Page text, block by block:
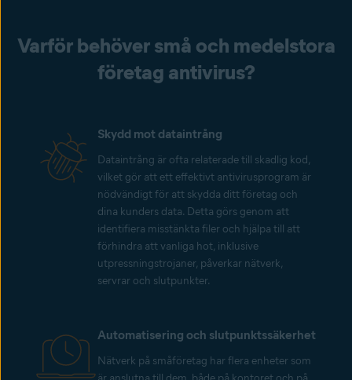
Varför behöver små och medelstora
företag antivirus?
Skydd mot dataintrång
Dataintrång är ofta relaterade till skadlig kod,
vilket gör att ett effektivt antivirusprogram är
nödvändigt för att skydda ditt företag och
dina kunders data. Detta görs genom att
identifiera misstänkta filer och hjälpa till att
förhindra att vanliga hot, inklusive
utpressningstrojaner, påverkar nätverk,
servrar och slutpunkter.
Automatisering och slutpunktssäkerhet
Nätverk på småföretag har flera enheter som